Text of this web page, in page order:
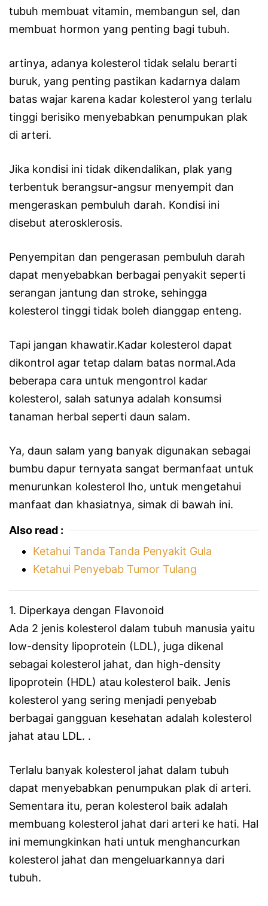
tubuh membuat vitamin, membangun sel, dan
membuat hormon yang penting bagi tubuh.
artinya, adanya kolesterol tidak selalu berarti
buruk, yang penting pastikan kadarnya dalam
batas wajar karena kadar kolesterol yang terlalu
tinggi berisiko menyebabkan penumpukan plak
di arteri.
Jika kondisi ini tidak dikendalikan, plak yang
terbentuk berangsur-angsur menyempit dan
mengeraskan pembuluh darah. Kondisi ini
disebut aterosklerosis.
Penyempitan dan pengerasan pembuluh darah
dapat menyebabkan berbagai penyakit seperti
serangan jantung dan stroke, sehingga
kolesterol tinggi tidak boleh dianggap enteng.
Tapi jangan khawatir.Kadar kolesterol dapat
dikontrol agar tetap dalam batas normal.Ada
beberapa cara untuk mengontrol kadar
kolesterol, salah satunya adalah konsumsi
tanaman herbal seperti daun salam.
Ya, daun salam yang banyak digunakan sebagai
bumbu dapur ternyata sangat bermanfaat untuk
menurunkan kolesterol lho, untuk mengetahui
manfaat dan khasiatnya, simak di bawah ini.
Also read :
Ketahui Tanda Tanda Penyakit Gula
Ketahui Penyebab Tumor Tulang
1. Diperkaya dengan Flavonoid
Ada 2 jenis kolesterol dalam tubuh manusia yaitu
low-density lipoprotein (LDL), juga dikenal
sebagai kolesterol jahat, dan high-density
lipoprotein (HDL) atau kolesterol baik. Jenis
kolesterol yang sering menjadi penyebab
berbagai gangguan kesehatan adalah kolesterol
jahat atau LDL. .
Terlalu banyak kolesterol jahat dalam tubuh
dapat menyebabkan penumpukan plak di arteri.
Sementara itu, peran kolesterol baik adalah
membuang kolesterol jahat dari arteri ke hati. Hal
ini memungkinkan hati untuk menghancurkan
kolesterol jahat dan mengeluarkannya dari
tubuh.